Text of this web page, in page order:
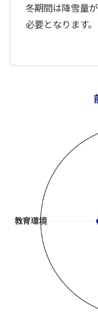
冬期間は降雪量
必要となります。